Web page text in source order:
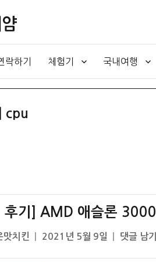
락하기 체험기 국내여행
cpu
후기] AMD 애슬론
맛치킨
작
2021년 5월 9일
[솔
댓글 남기